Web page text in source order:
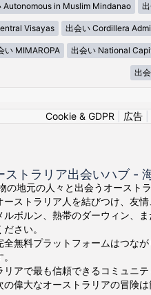
Autonomous in Muslim Mindanao
Visayas 出会い Cordillera
い MIMAROPA 出会い National
出
Cookie & GDPR
広告|
ストラリア出会いハブ -
の地元の人々と出会うオースト
ーストラリア人を結びつけ、友
ルボルン、熱帯のダーウィン、
さい。
全無料プラットフォームはつな
リアで最も信頼できるコミュニ
の偉大なオーストラリアの冒険